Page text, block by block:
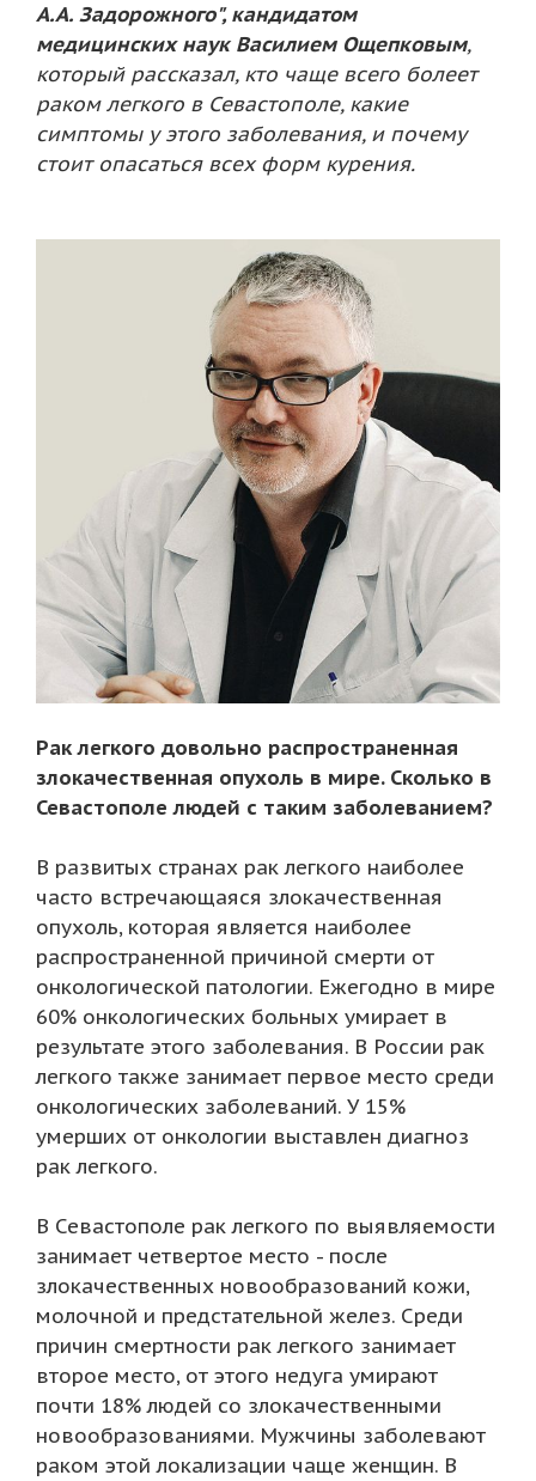
А.А. Задорожного", кандидатом
медицинских наук Василием Ощепковым,
который рассказал, кто чаще всего болеет
раком легкого в Севастополе, какие
симптомы у этого заболевания, и почему
стоит опасаться всех форм курения.
Рак легкого довольно распространенная
злокачественная опухоль в мире. Сколько в
Севастополе людей с таким заболеванием?
В развитых странах рак легкого наиболее
часто встречающаяся злокачественная
опухоль, которая является наиболее
распространенной причиной смерти от
онкологической патологии. Ежегодно в мире
60% онкологических больных умирает в
результате этого заболевания. В России рак
легкого также занимает первое место среди
онкологических заболеваний. У 15%
умерших от онкологии выставлен диагноз
рак легкого.
В Севастополе рак легкого по выявляемости
занимает четвертое место - после
злокачественных новообразований кожи,
молочной и предстательной желез. Среди
причин смертности рак легкого занимает
второе место, от этого недуга умирают
почти 18% людей со злокачественными
новообразованиями. Мужчины заболевают
раком этой локализации чаще женщин. В